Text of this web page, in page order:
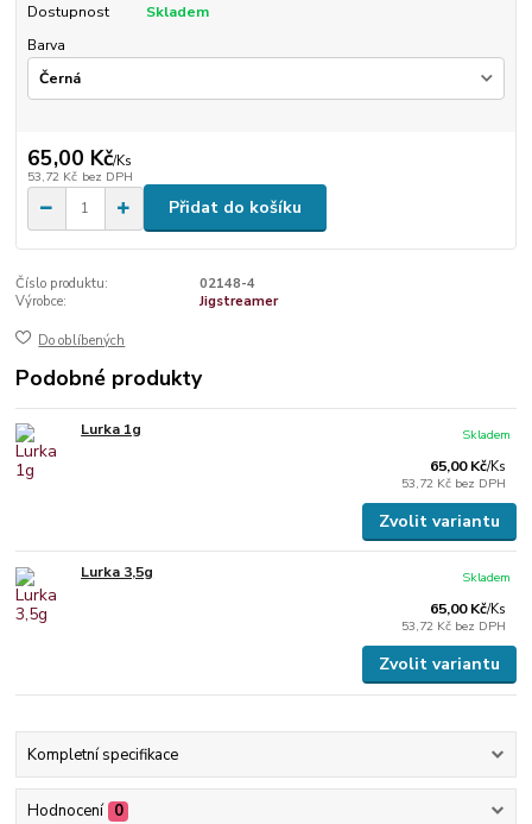
Dostupnost
Skladem
Barva
65,00 Kč/Ks
53,72 Kč bez DPH
Přidat do košíku
Číslo produktu:
02148-4
Výrobce:
Jigstreamer
Do oblíbených
Podobné produkty
Lurka 1g
65,00 Kč/Ks
53,72 Kč bez DPH
Skladem
Zvolit variantu
Lurka 3,5g
65,00 Kč/Ks
53,72 Kč bez DPH
Skladem
Zvolit variantu
Kompletní specifikace
Hodnocení 0